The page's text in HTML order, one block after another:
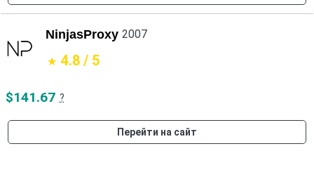
NinjasProxy 2007
4.8 / 5
$141.67 ?
Перейти на сайт